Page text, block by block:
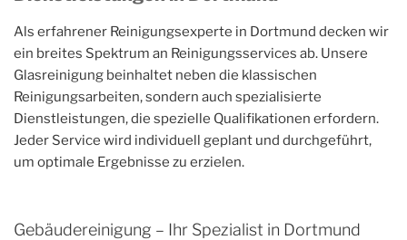
Als erfahrener Reinigungsexperte in Dortmund decken wir
ein breites Spektrum an Reinigungsservices ab. Unsere
Glasreinigung beinhaltet neben die klassischen
Reinigungsarbeiten, sondern auch spezialisierte
Dienstleistungen, die spezielle Qualifikationen erfordern.
Jeder Service wird individuell geplant und durchgeführt,
um optimale Ergebnisse zu erzielen.
Gebäudereinigung – Ihr Spezialist in Dortmund